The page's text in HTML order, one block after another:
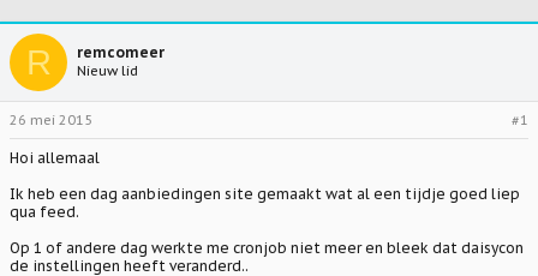
t
a
e
r
t
u
R remcomeer
Nieuw lid
26 mei 2015 #1
Hoi allemaal
Ik heb een dag aanbiedingen site gemaakt wat al een tijdje goed liep
qua feed.
Op 1 of andere dag werkte me cronjob niet meer en bleek dat daisycon
de instellingen heeft veranderd..